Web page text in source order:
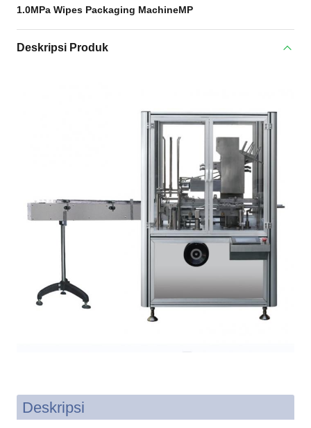
1.0MPa Wipes Packaging MachineMP
Deskripsi Produk
Deskripsi